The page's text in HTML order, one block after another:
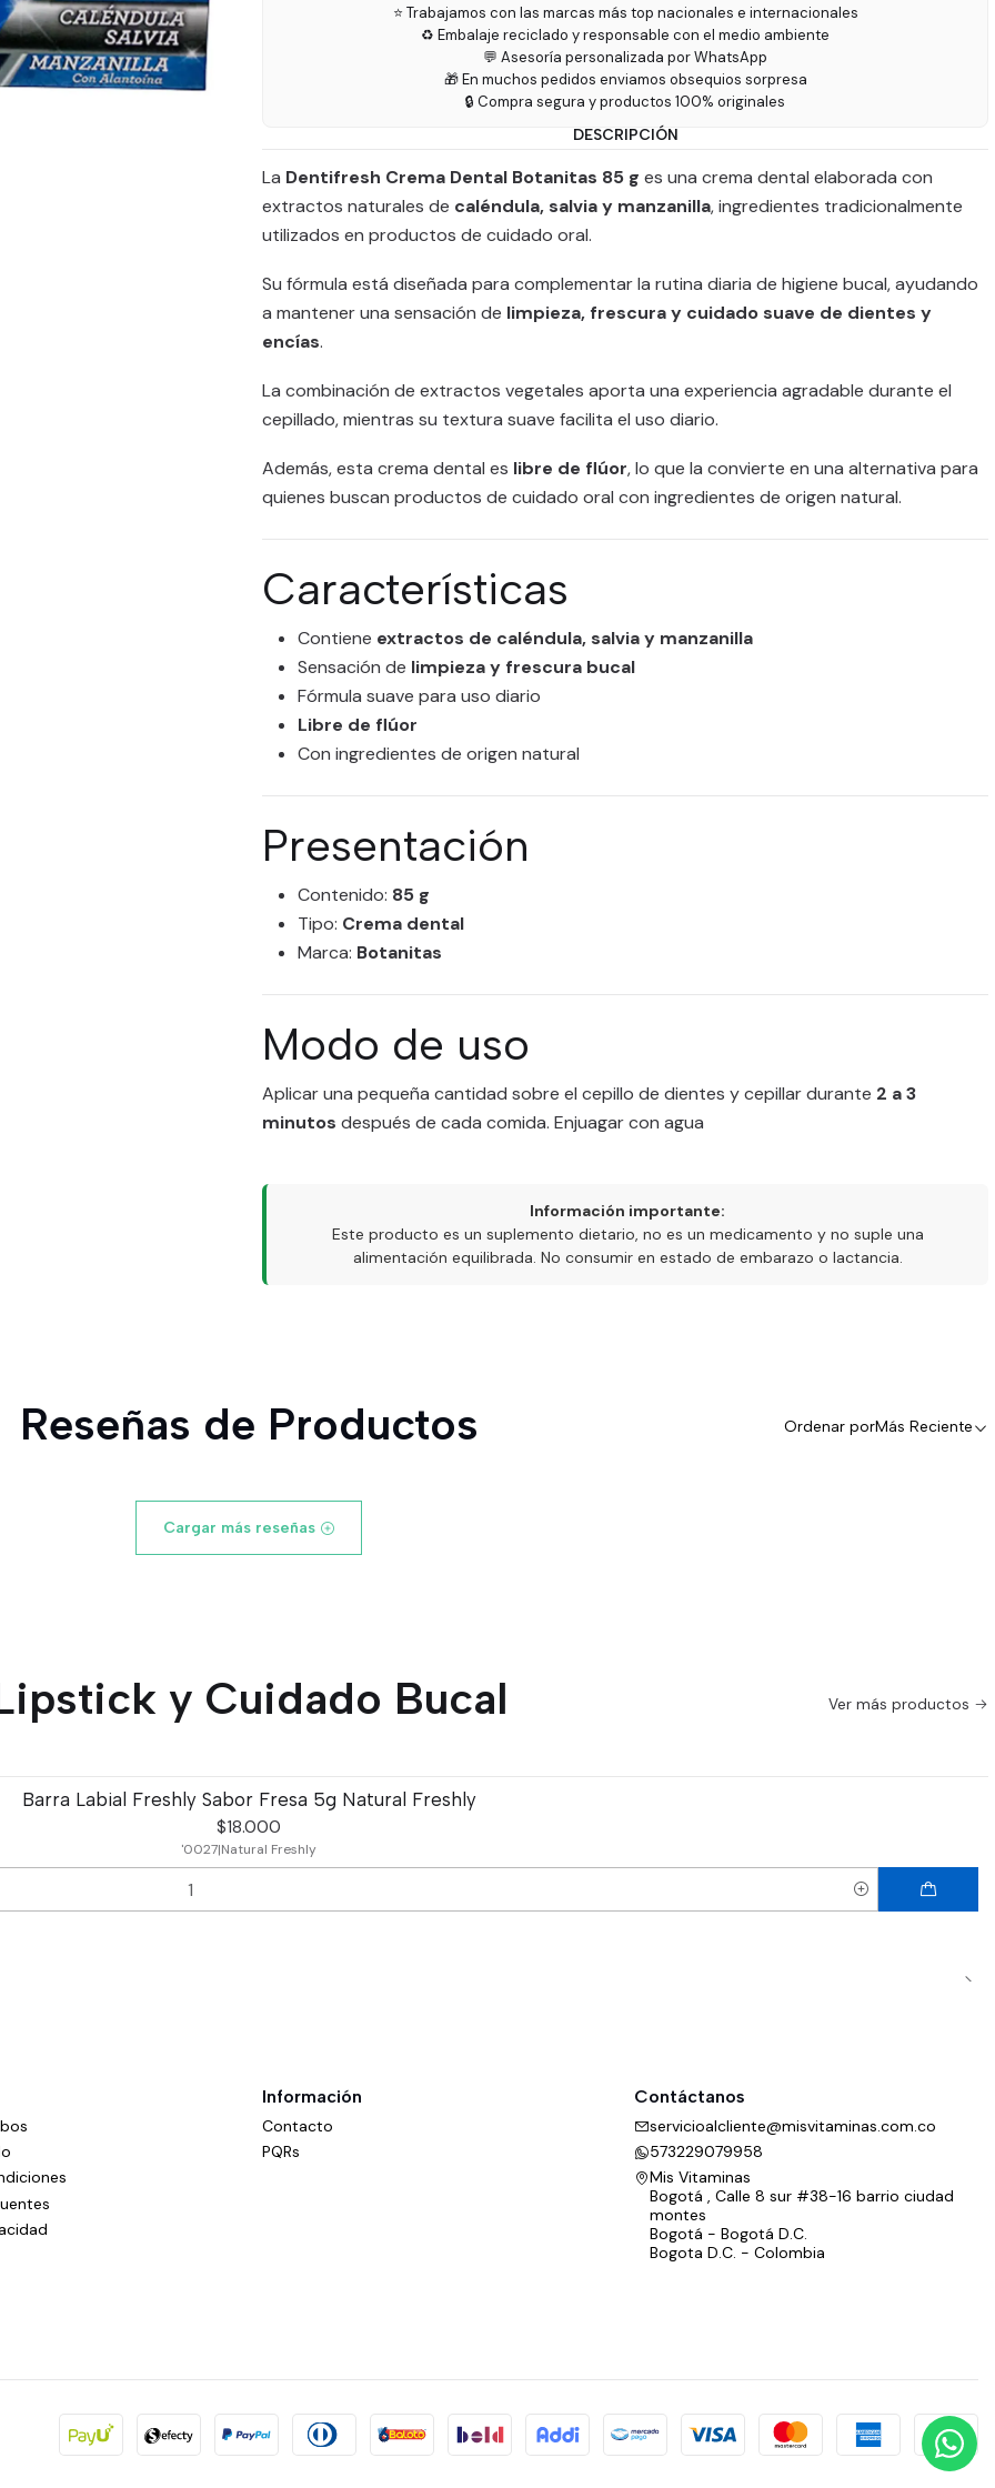
⭐ Trabajamos con las marcas más top nacionales e internacionales
♻️ Embalaje reciclado y responsable con el medio ambiente
💬 Asesoría personalizada por WhatsApp
🎁 En muchos pedidos enviamos obsequios sorpresa
🔒 Compra segura y productos 100% originales
DESCRIPCIÓN
La Dentifresh Crema Dental Botanitas 85 g es una crema dental elaborada con
extractos naturales de caléndula, salvia y manzanilla, ingredientes tradicionalmente
utilizados en productos de cuidado oral.
Su fórmula está diseñada para complementar la rutina diaria de higiene bucal, ayudando
a mantener una sensación de limpieza, frescura y cuidado suave de dientes y
encías.
La combinación de extractos vegetales aporta una experiencia agradable durante el
cepillado, mientras su textura suave facilita el uso diario.
Además, esta crema dental es libre de flúor, lo que la convierte en una alternativa para
quienes buscan productos de cuidado oral con ingredientes de origen natural.
Características
Contiene extractos de caléndula, salvia y manzanilla
Sensación de limpieza y frescura bucal
Fórmula suave para uso diario
Libre de flúor
Con ingredientes de origen natural
Presentación
Contenido: 85 g
Tipo: Crema dental
Marca: Botanitas
Modo de uso
Aplicar una pequeña cantidad sobre el cepillo de dientes y cepillar durante 2 a 3
minutos después de cada comida. Enjuagar con agua
Información importante:
Este producto es un suplemento dietario, no es un medicamento y no suple una
alimentación equilibrada. No consumir en estado de embarazo o lactancia.
Reseñas de Productos Ordenar porMás Reciente
Cargar más reseñas
y Cuidado Bucal Ver más productos
Barra Labial Freshly Sabor Fresa 5g Natural Freshly
$18.000
'0027|Natural Freshly
Información
Contacto
PQRs
Contáctanos
servicioalcliente@misvitaminas.com.co
573229079958
Mis Vitaminas
Bogotá , Calle 8 sur #38-16 barrio ciudad
montes
Bogotá - Bogotá D.C.
Bogota D.C. - Colombia